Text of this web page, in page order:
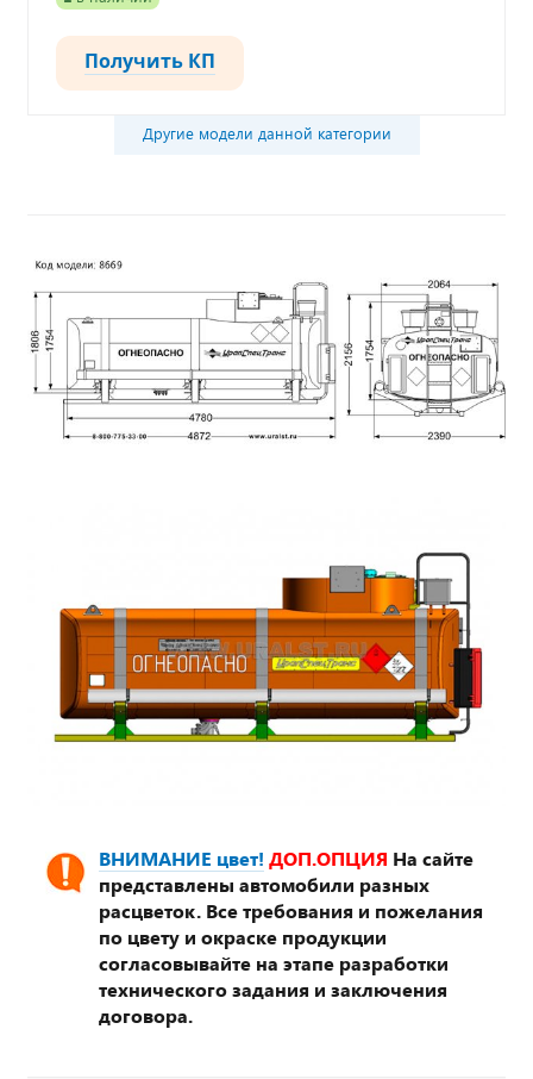
Получить КП
Другие модели данной категории
ВНИМАНИЕ цвет! ДОП.ОПЦИЯ На сайте
представлены автомобили разных
расцветок. Все требования и пожелания
по цвету и окраске продукции
согласовывайте на этапе разработки
технического задания и заключения
договора.